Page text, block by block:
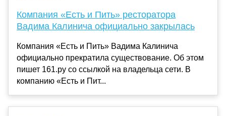
Компания «Есть и Пить» ресторатора
Вадима Калинича официально закрылась
Компания «Есть и Пить» Вадима Калинича
официально прекратила существование. Об этом
пишет 161.ру со ссылкой на владельца сети. В
компанию «Есть и Пит...